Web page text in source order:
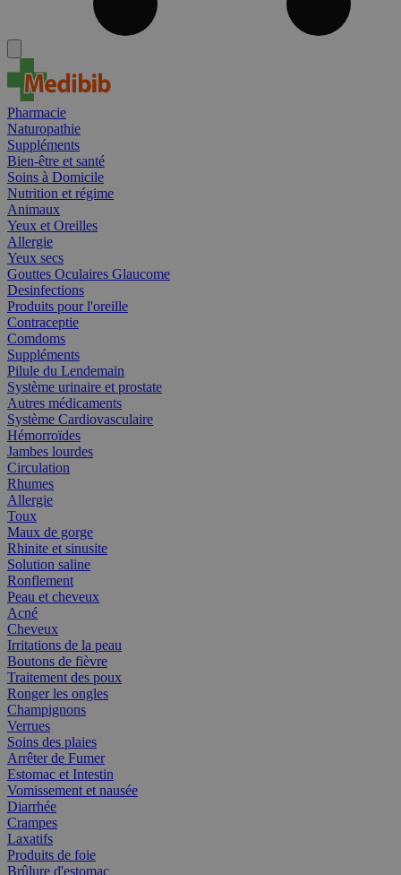
Pharmacie
Naturopathie
Suppléments
Bien-être et santé
Soins à Domicile
Nutrition et régime
Animaux
Yeux et Oreilles
Allergie
Yeux secs
Gouttes Oculaires Glaucome
Desinfections
Produits pour l'oreille
Contraceptie
Comdoms
Suppléments
Pilule du Lendemain
Système urinaire et prostate
Autres médicaments
Système Cardiovasculaire
Hémorroïdes
Jambes lourdes
Circulation
Rhumes
Allergie
Toux
Maux de gorge
Rhinite et sinusite
Solution saline
Ronflement
Peau et cheveux
Acné
Cheveux
Irritations de la peau
Boutons de fièvre
Traitement des poux
Ronger les ongles
Champignons
Verrues
Soins des plaies
Arrêter de Fumer
Estomac et Intestin
Vomissement et nausée
Diarrhée
Crampes
Laxatifs
Produits de foie
Brûlure d'estomac